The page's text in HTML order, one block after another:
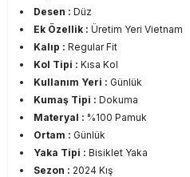
Desen : Düz
Ek Özellik : Üretim Yeri Vietnam
Kalıp : Regular Fit
Kol Tipi : Kısa Kol
Kullanım Yeri : Günlük
Kumaş Tipi : Dokuma
Materyal : %100 Pamuk
Ortam : Günlük
Yaka Tipi : Bisiklet Yaka
Sezon : 2024 Kış